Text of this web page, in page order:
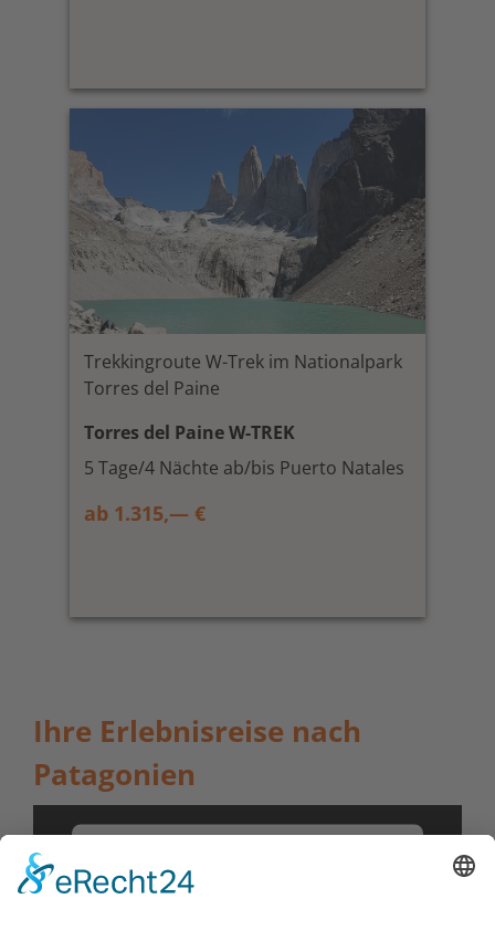
Trekkingroute W-Trek im Nationalpark
Torres del Paine
Torres del Paine W-TREK
5 Tage/4 Nächte ab/bis Puerto Natales
ab 1.315,— €
Ihre Erlebnisreise nach
Patagonien
Wir benötigen Ihre
Zustimmung, um den YouTube